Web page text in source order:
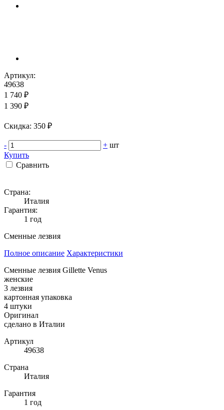
Артикул:
49638
1 740 ₽
1 390 ₽
Cкидка: 350 ₽
- + шт
Купить
Сравнить
Страна:
Италия
Гарантия:
1 год
Сменные лезвия
Полное описание Характеристики
Сменные лезвия Gillette Venus
женские
3 лезвия
картонная упаковка
4 штуки
Оригинал
сделано в Италии
Артикул
49638
Страна
Италия
Гарантия
1 год